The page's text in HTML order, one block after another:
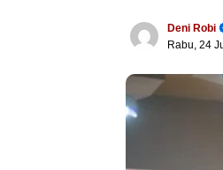
Deni Robi
Rabu, 24